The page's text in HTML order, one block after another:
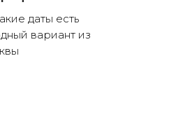
даты есть
вариант из